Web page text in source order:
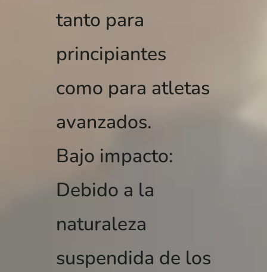
tanto para
principiantes
como para atletas
avanzados.
Bajo impacto:
Debido a la
naturaleza
suspendida de los